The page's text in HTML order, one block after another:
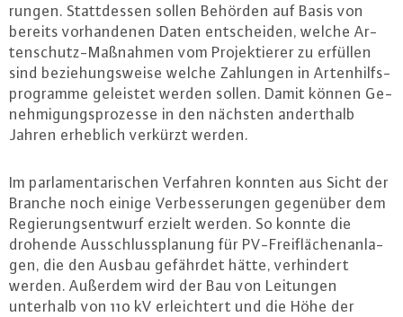
run­gen. Statt­des­sen sollen Behörden auf Basis von
bereits vor­han­de­nen Daten ent­schei­den, welche Ar­
ten­schutz-Maß­nah­men vom Pro­jek­tie­rer zu erfüllen
sind be­zie­hungs­wei­se welche Zahlungen in Ar­ten­hilfs­
pro­gram­me geleistet werden sollen. Damit können Ge­
neh­mi­gungs­pro­zes­se in den nächsten an­dert­halb
Jahren erheblich verkürzt werden.
Im par­la­men­ta­ri­schen Verfahren konnten aus Sicht der
Branche noch einige Ver­bes­se­run­gen gegenüber dem
Re­gie­rungs­ent­wurf erzielt werden. So konnte die
drohende Aus­schluss­pla­nung für PV-Frei­flä­chen­an­la­
gen, die den Ausbau gefährdet hätte, ver­hin­dert
werden. Außerdem wird der Bau von Leitungen
unterhalb von 110 kV er­leich­tert und die Höhe der